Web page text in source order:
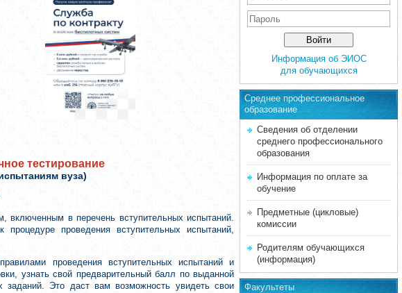
тестирование
вуза)
включенным в перечень вступительных испытаний.
процедуре проведения вступительных испытаний,
проведения вступительных испытаний и
узнать свой предварительный балл по выданной
заданий. Это даст вам возможность увидеть свои
Информация об ЭИОС
для обучающихся
Среднее професcиональное
образование
Сведения об отделении
среднего профессионального
образования
Информация по оплате за
обучение
Предметные (цикловые)
комиссии
Родителям обучающихся
(информация)
Факультеты